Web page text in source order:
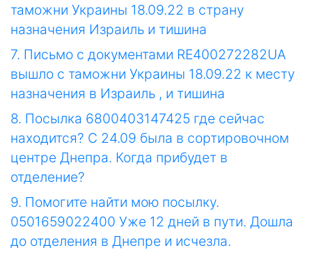
таможни Украины 18.09.22 в страну
назначения Израиль и тишина
7. Письмо с документами RE400272282UA
вышло с таможни Украины 18.09.22 к месту
назначения в Израиль , и тишина
8. Посылка 6800403147425 где сейчас
находится? С 24.09 была в сортировочном
центре Днепра. Когда прибудет в
отделение?
9. Помогите найти мою посылку.
0501659022400 Уже 12 дней в пути. Дошла
до отделения в Днепре и исчезла.